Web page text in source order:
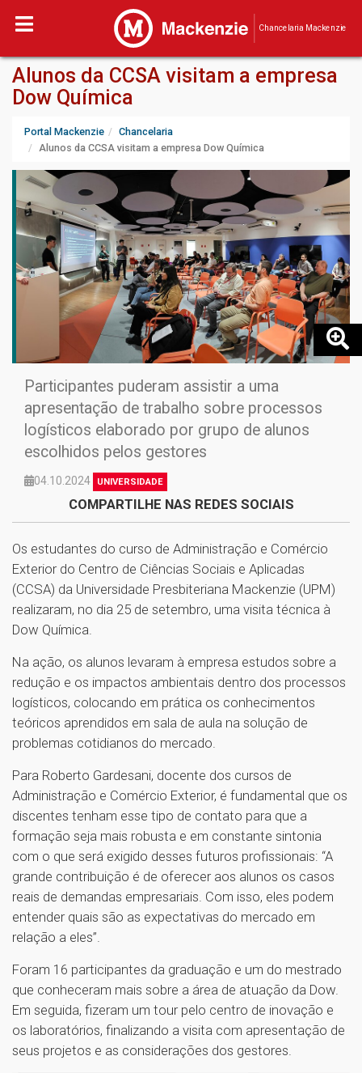
Chancelaria Mackenzie
Alunos da CCSA visitam a empresa
Dow Química
Portal Mackenzie
Chancelaria
Alunos da CCSA visitam a empresa Dow Química
Participantes puderam assistir a uma
apresentação de trabalho sobre processos
logísticos elaborado por grupo de alunos
escolhidos pelos gestores
04.10.2024 UNIVERSIDADE
COMPARTILHE NAS REDES SOCIAIS
Os estudantes do curso de Administração e Comércio
Exterior do Centro de Ciências Sociais e Aplicadas
(CCSA) da Universidade Presbiteriana Mackenzie (UPM)
realizaram, no dia 25 de setembro, uma visita técnica à
Dow Química.
Na ação, os alunos levaram à empresa estudos sobre a
redução e os impactos ambientais dentro dos processos
logísticos, colocando em prática os conhecimentos
teóricos aprendidos em sala de aula na solução de
problemas cotidianos do mercado.
Para Roberto Gardesani, docente dos cursos de
Administração e Comércio Exterior, é fundamental que os
discentes tenham esse tipo de contato para que a
formação seja mais robusta e em constante sintonia
com o que será exigido desses futuros profissionais: “A
grande contribuição é de oferecer aos alunos os casos
reais de demandas empresariais. Com isso, eles podem
entender quais são as expectativas do mercado em
relação a eles”.
Foram 16 participantes da graduação e um do mestrado
que conheceram mais sobre a área de atuação da Dow.
Em seguida, fizeram um tour pelo centro de inovação e
os laboratórios, finalizando a visita com apresentação de
seus projetos e as considerações dos gestores.